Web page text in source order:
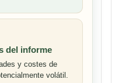
del informe
y costes de
volátil.